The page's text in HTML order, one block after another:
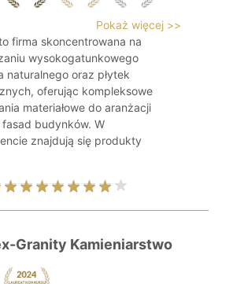
Pokaż więcej >>
firma skoncentrowana na
wysokogatunkowego
naturalnego oraz płytek
oferując kompleksowe
materiałowe do aranżacji
budynków. W
znajdują się produkty
Granity Kamieniarstwo